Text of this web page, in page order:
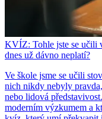
KVÍZ: Tohle jste se učili
dnes už dávno neplatí?
Ve škole jsme se učili
nich nikdy nebyly
nebo lidová
moderním výzkumem a